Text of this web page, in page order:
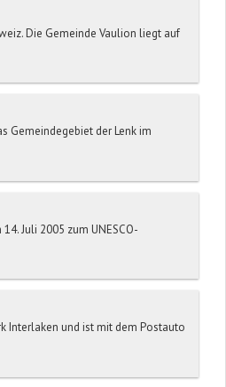
Die Gemeinde Vaulion liegt auf
Gemeindegebiet der Lenk im
Juli 2005 zum UNESCO-
Interlaken und ist mit dem Postauto